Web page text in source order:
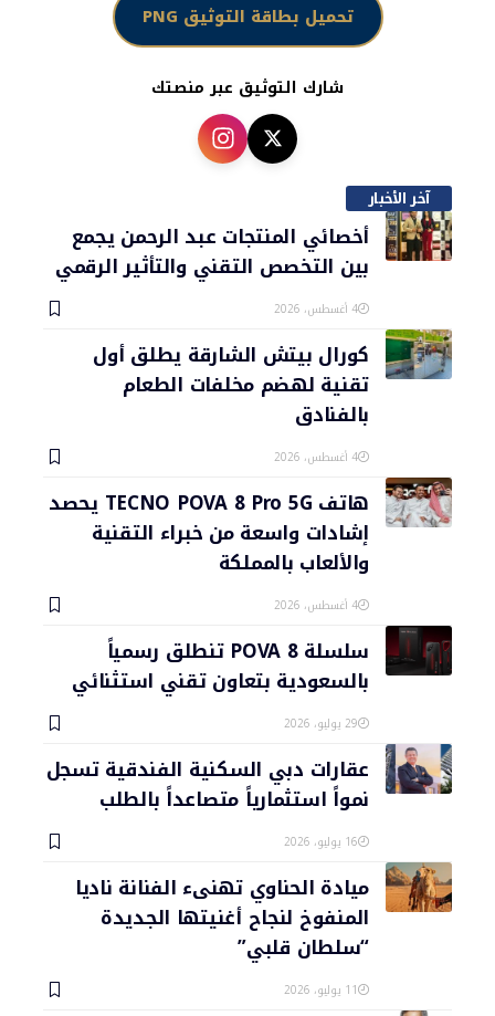
تحميل بطاقة التوثيق PNG
شارك التوثيق عبر منصتك
آخر الأخبار
أخصائي المنتجات عبد الرحمن يجمع
بين التخصص التقني والتأثير الرقمي
4 أغسطس، 2026
كورال بيتش الشارقة يطلق أول
تقنية لهضم مخلفات الطعام
بالفنادق
4 أغسطس، 2026
هاتف TECNO POVA 8 Pro 5G يحصد
إشادات واسعة من خبراء التقنية
والألعاب بالمملكة
4 أغسطس، 2026
سلسلة POVA 8 تنطلق رسمياً
بالسعودية بتعاون تقني استثنائي
29 يوليو، 2026
عقارات دبي السكنية الفندقية تسجل
نمواً استثمارياً متصاعداً بالطلب
16 يوليو، 2026
ميادة الحناوي تهنىء الفنانة ناديا
المنفوخ لنجاح أغنيتها الجديدة
“سلطان قلبي”
11 يوليو، 2026